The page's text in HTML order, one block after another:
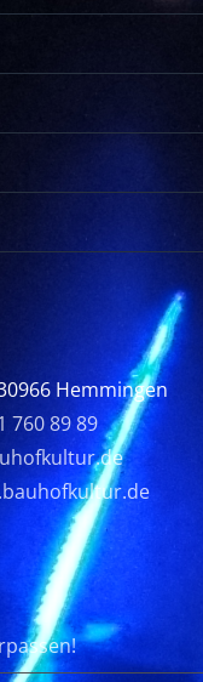
Hemmingen
760 89 89